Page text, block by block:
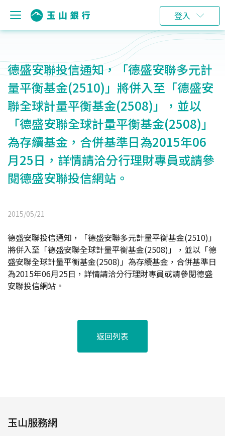
登入
德盛安聯投信通知，「德盛安聯多元計
量平衡基金(2510)」將併入至「德盛安
聯全球計量平衡基金(2508)」，並以
「德盛安聯全球計量平衡基金(2508)」
為存續基金，合併基準日為2015年06
月25日，詳情請洽分行理財專員或請參
閱德盛安聯投信網站。
2015/05/21
德盛安聯投信通知，「德盛安聯多元計量平衡基金(2510)」
將併入至「德盛安聯全球計量平衡基金(2508)」，並以「德
盛安聯全球計量平衡基金(2508)」為存續基金，合併基準日
為2015年06月25日，詳情請洽分行理財專員或請參閱德盛
安聯投信網站。
返回列表
玉山服務網